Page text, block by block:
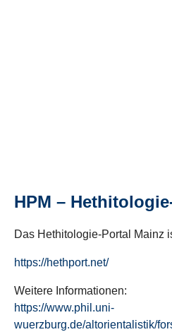
HPM –
Das Hethitologie-Portal Mainz
https://hethport.net/
Weitere Informationen:
https://www.phil.uni-
wuerzburg.de/altorientalistik/